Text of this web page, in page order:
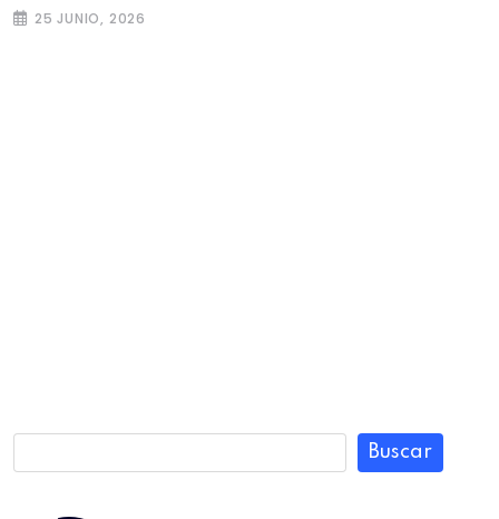
25 JUNIO, 2026
Buscar